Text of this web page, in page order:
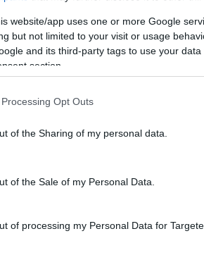
website/app uses one or more Google
but not limited to your visit or usage
and its third-party tags to use your
section.
Opt Outs
of the Sharing of my personal data.
of the Sale of my Personal Data.
of processing my Personal Data for